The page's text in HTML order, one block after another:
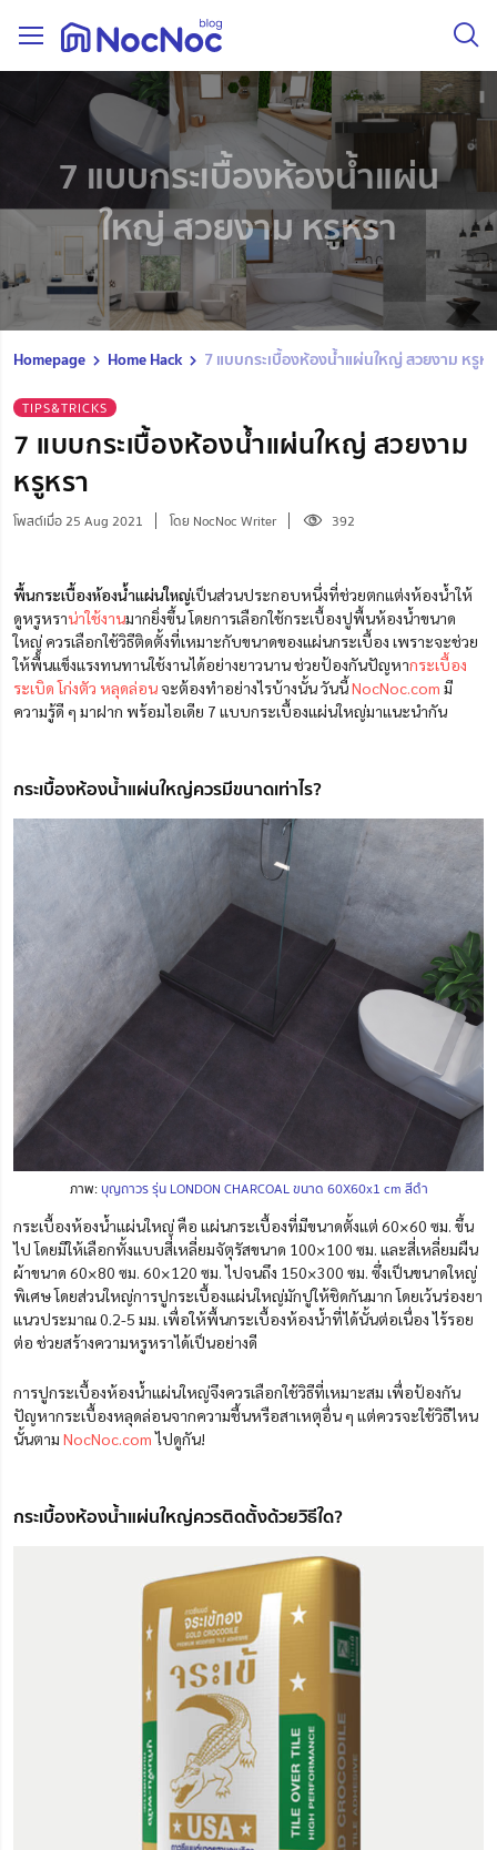
7 แบบกระเบื้องห้องน้ำแผ่น
ใหญ่ สวยงาม หรูหรา
Homepage Home Hack 7 แบบกระเบื้องห้องน้ำแผ่นใหญ่ สวยงาม หรูห
TIPS&TRICKS
7 แบบกระเบื้องห้องน้ำแผ่นใหญ่ สวยงาม
หรูหรา
โพสต์เมื่อ 25 Aug 2021 โดย NocNoc Writer 392
พื้นกระเบื้องห้องน้ำแผ่นใหญ่เป็นส่วนประกอบหนึ่งที่ช่วยตกแต่งห้องน้ำให้
ดูหรูหราน่าใช้งานมากยิ่งขึ้น โดยการเลือกใช้กระเบื้องปูพื้นห้องน้ำขนาด
ใหญ่ ควรเลือกใช้วิธีติดตั้งที่เหมาะกับขนาดของแผ่นกระเบื้อง เพราะจะช่วย
ให้พื้นแข็งแรงทนทานใช้งานได้อย่างยาวนาน ช่วยป้องกันปัญหากระเบื้อง
ระเบิด โก่งตัว หลุดล่อน จะต้องทำอย่างไรบ้างนั้น วันนี้NocNoc.com มี
ความรู้ดี ๆ มาฝาก พร้อมไอเดีย 7 แบบกระเบื้องแผ่นใหญ่มาแนะนำกัน
กระเบื้องห้องน้ำแผ่นใหญ่ควรมีขนาดเท่าไร?
ภาพ: บุญถาวร รุ่น LONDON CHARCOAL ขนาด 60X60x1 cm สีดำ
กระเบื้องห้องน้ำแผ่นใหญ่ คือ แผ่นกระเบื้องที่มีขนาดตั้งแต่ 60×60 ซม. ขึ้น
ไป โดยมีให้เลือกทั้งแบบสี่เหลี่ยมจัตุรัสขนาด 100×100 ซม. และสี่เหลี่ยมผืน
ผ้าขนาด 60×80 ซม. 60×120 ซม. ไปจนถึง 150×300 ซม. ซึ่งเป็นขนาดใหญ่
พิเศษ โดยส่วนใหญ่การปูกระเบื้องแผ่นใหญ่มักปูให้ชิดกันมาก โดยเว้นร่องยา
แนวประมาณ 0.2-5 มม. เพื่อให้พื้นกระเบื้องห้องน้ำที่ได้นั้นต่อเนื่อง ไร้รอย
ต่อ ช่วยสร้างความหรูหราได้เป็นอย่างดี
การปูกระเบื้องห้องน้ำแผ่นใหญ่จึงควรเลือกใช้วิธีที่เหมาะสม เพื่อป้องกัน
ปัญหากระเบื้องหลุดล่อนจากความชื้นหรือสาเหตุอื่น ๆ แต่ควรจะใช้วิธีไหน
นั้นตาม NocNoc.comไปดูกัน!
กระเบื้องห้องน้ำแผ่นใหญ่ควรติดตั้งด้วยวิธีใด?